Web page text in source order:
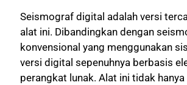
Seismograf digital adalah versi
alat ini. Dibandingkan dengan
konvensional yang menggunakan
versi digital sepenuhnya berbasis
perangkat lunak. Alat ini tidak